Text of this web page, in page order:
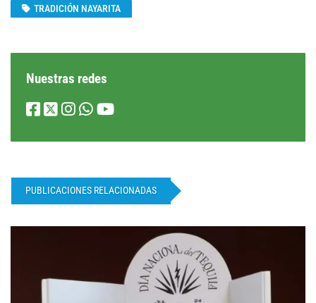
TRADICIÓN NAYARITA
Nuestras redes
PUBLICACIONES RELACIONADAS